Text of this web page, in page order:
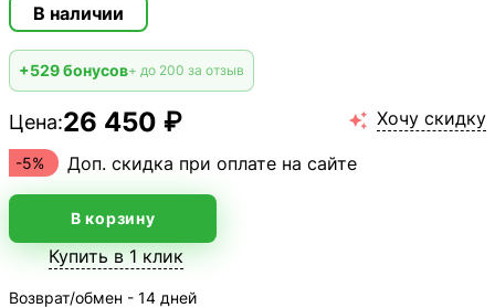
В наличии
+529 бонусов+ до 200 за отзыв
Цена:26 450 ₽  Хочу скидку
-5% Доп. скидка при оплате на сайте
В корзину
Купить в 1 клик
Возврат/обмен - 14 дней